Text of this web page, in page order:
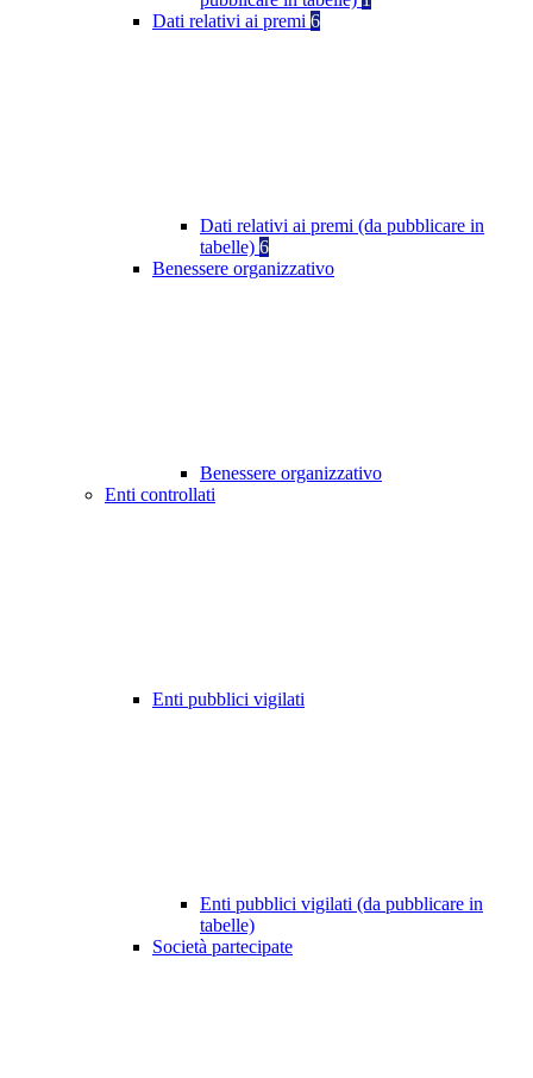
Dati relativi ai premi 6
Dati relativi ai premi (da pubblicare in
tabelle) 6
Benessere organizzativo
Benessere organizzativo
Enti controllati
Enti pubblici vigilati
Enti pubblici vigilati (da pubblicare in
tabelle)
Società partecipate